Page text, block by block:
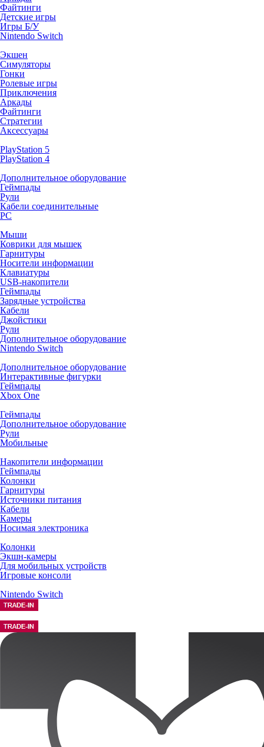
Файтинги
Детские игры
Игры Б/У
Nintendo Switch
Экшен
Симуляторы
Гонки
Ролевые игры
Приключения
Аркады
Файтинги
Стратегии
Аксессуары
PlayStation 5
PlayStation 4
Дополнительное оборудование
Геймпады
Рули
Кабели соединительные
PC
Мыши
Коврики для мышек
Гарнитуры
Носители информации
Клавиатуры
USB-накопители
Геймпады
Зарядные устройства
Кабели
Джойстики
Рули
Дополнительное оборудование
Nintendo Switch
Дополнительное оборудование
Интерактивные фигурки
Геймпады
Xbox One
Геймпады
Дополнительное оборудование
Рули
Мобильные
Накопители информации
Геймпады
Колонки
Гарнитуры
Источники питания
Кабели
Камеры
Носимая электроника
Колонки
Экшн-камеры
Для мобильных устройств
Игровые консоли
Nintendo Switch